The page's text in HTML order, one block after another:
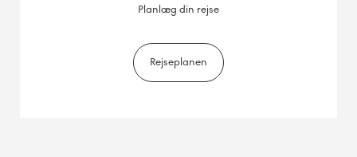
Planlæg din rejse
Rejseplanen